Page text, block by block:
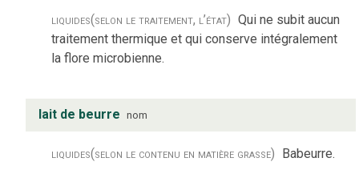
liquides(selon le traitement, l’état) Qui ne subit aucun
traitement thermique et qui conserve intégralement
la flore microbienne.
lait de beurre nom
liquides(selon le contenu en matière grasse) Babeurre.